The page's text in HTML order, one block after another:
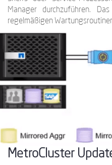
Manager durchzuführen.
regelmäßigen
MetroCluster